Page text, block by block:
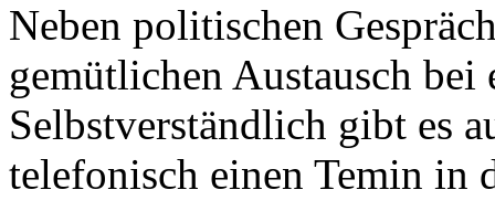
Neben politischen
gemütlichen Austausch bei
Selbstverständlich gibt es
telefonisch einen Temin in